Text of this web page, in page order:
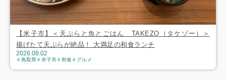
【米子市】＜天ぷらと魚とごはん TAKEZO（タケゾー）＞
揚げたて天ぷらが絶品！ 大満足の和食ランチ
2026.08.02
鳥取県 米子市 和食 グルメ